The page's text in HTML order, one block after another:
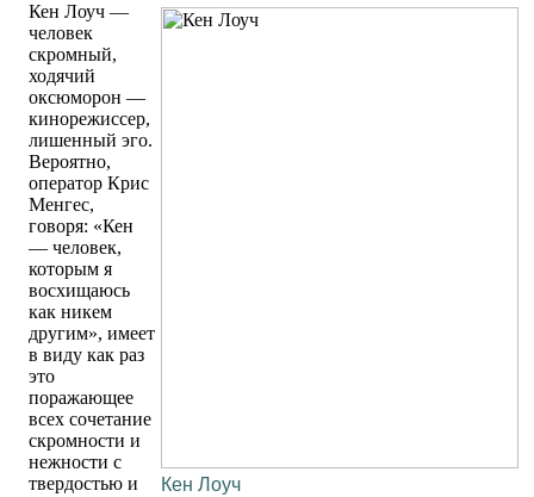
Кен Лоуч
Кен Лоуч —
человек
скромный,
ходячий
оксюморон —
кинорежиссер,
лишенный эго.
Вероятно,
оператор Крис
Менгес,
говоря: «Кен
— человек,
которым я
восхищаюсь
как никем
другим», имеет
в виду как раз
это
поражающее
всех сочетание
скромности и
нежности с
твердостью и